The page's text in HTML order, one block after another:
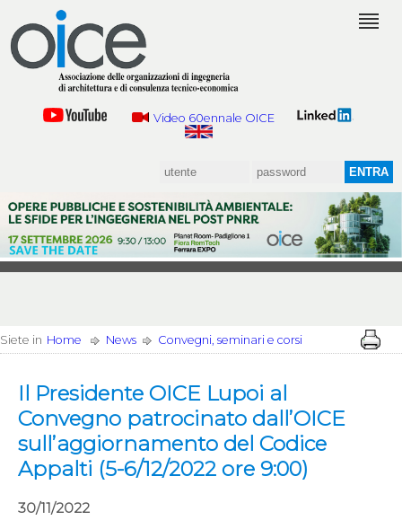
Video 60ennale OICE
Siete in Home News Convegni, seminari e corsi
Il Presidente OICE Lupoi al
Convegno patrocinato dall’OICE
sull’aggiornamento del Codice
Appalti (5-6/12/2022 ore 9:00)
30/11/2022